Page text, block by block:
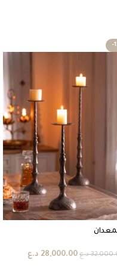
-
د.ع 28,000.00 د.ع